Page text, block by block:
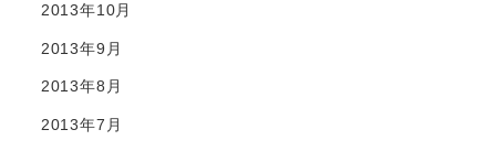
2013年10月
2013年9月
2013年8月
2013年7月